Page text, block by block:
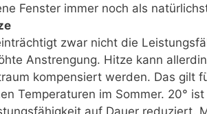
Fenster immer noch als
zwar nicht die
Anstrengung. Hitze kann
kompensiert werden. Das gilt
Temperaturen im Sommer. 20°
auf Dauer reduziert,